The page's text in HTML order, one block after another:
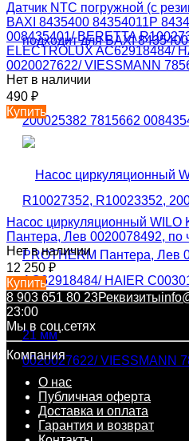
Датчик NTC погружной (с
BAXI 8435400 84354011P
008435401/ BERETTA
ELECTROLUX AC62918484/
0020027622/ VIESSMANN
Нет в наличии
490 ₽
Купить
Насос циркуляционный WILO
Пантера, Лев 0020078492, по
Нет в наличии
12 250 ₽
Купить
8 903 651 80 23Реквизиты
23:00
Мы в соц.сетях
Компания
О нас
Публичная оферта
Доставка и оплата
Гарантия и возврат